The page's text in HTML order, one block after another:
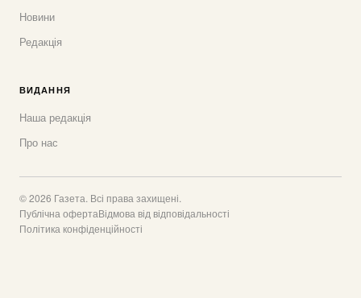
Новини
Редакція
ВИДАННЯ
Наша редакція
Про нас
© 2026 Газета. Всі права захищені.
Публічна офертаВідмова від відповідальності
Політика конфіденційності